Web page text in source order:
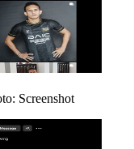
Screenshot